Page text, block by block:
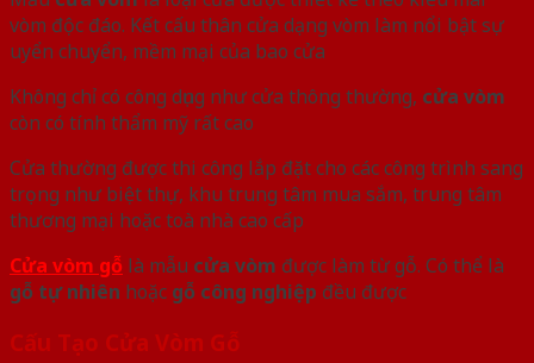
vòm độc đáo. Kết cấu thân cửa dạng vòm làm nổi bật sự
uyển chuyển, mềm mại của bao cửa
Không chỉ có công dụng như cửa thông thường, cửa vòm
còn có tính thẩm mỹ rất cao
Cửa thường được thi công lắp đặt cho các công trình sang
trọng như biệt thự, khu trung tâm mua sắm, trung tâm
thương mại hoặc toà nhà cao cấp
Cửa vòm gỗ là mẫu cửa vòm được làm từ gỗ. Có thể là
gỗ tự nhiên hoặc gỗ công nghiệp đều được
Cấu Tạo Cửa Vòm Gỗ